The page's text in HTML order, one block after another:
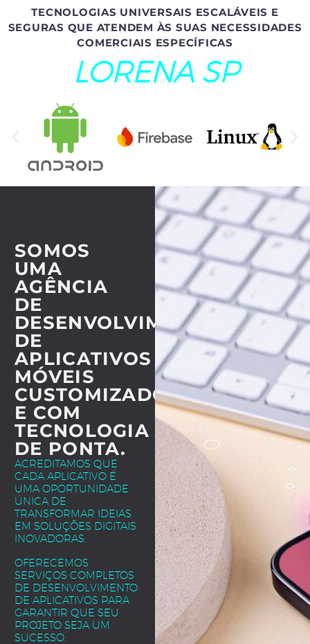
TECNOLOGIAS UNIVERSAIS ESCALÁVEIS E
SEGURAS QUE ATENDEM ÀS SUAS NECESSIDADES
COMERCIAIS ESPECÍFICAS
LORENA SP
SOMOS
UMA
AGÊNCIA
DE
DESENVOLVIMENTO
DE
APLICATIVOS
MÓVEIS
CUSTOMIZADOS
E COM
TECNOLOGIA
DE PONTA.
ACREDITAMOS QUE
CADA APLICATIVO É
UMA OPORTUNIDADE
ÚNICA DE
TRANSFORMAR IDEIAS
EM SOLUÇÕES DIGITAIS
INOVADORAS.
OFERECEMOS
SERVIÇOS COMPLETOS
DE DESENVOLVIMENTO
DE APLICATIVOS PARA
GARANTIR QUE SEU
PROJETO SEJA UM
SUCESSO.